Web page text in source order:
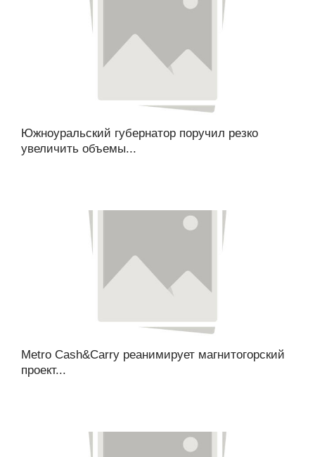
Южноуральский губернатор поручил резко
увеличить объемы...
Metro Cash&Carry реанимирует магнитогорский
проект...